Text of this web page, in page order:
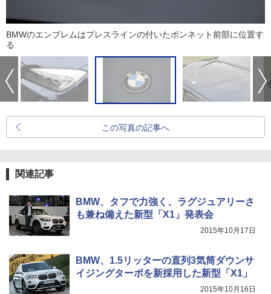
BMWのエンブレムはプレスラインの付いたボンネット前部に位置す
る
この写真の記事へ
関連記事
BMW、タフで力強く、ラグジュアリーさ
も兼ね備えた新型「X1」発表会
2015年10月17日
BMW、1.5リッターの直列3気筒ダウンサ
イジングターボを新採用した新型「X1」
2015年10月16日